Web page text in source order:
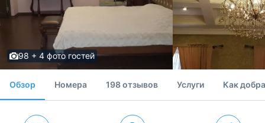
98 + 4 фото гостей
Обзор Номера 198 отзывов Услуги Как